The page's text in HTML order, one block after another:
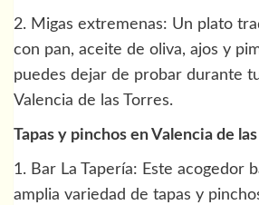
2. Migas extremenas: Un plato
con pan, aceite de oliva, ajos y
puedes dejar de probar durante
Valencia de las Torres.
Tapas y pinchos en Valencia de
1. Bar La Tapería: Este acogedor
amplia variedad de tapas y